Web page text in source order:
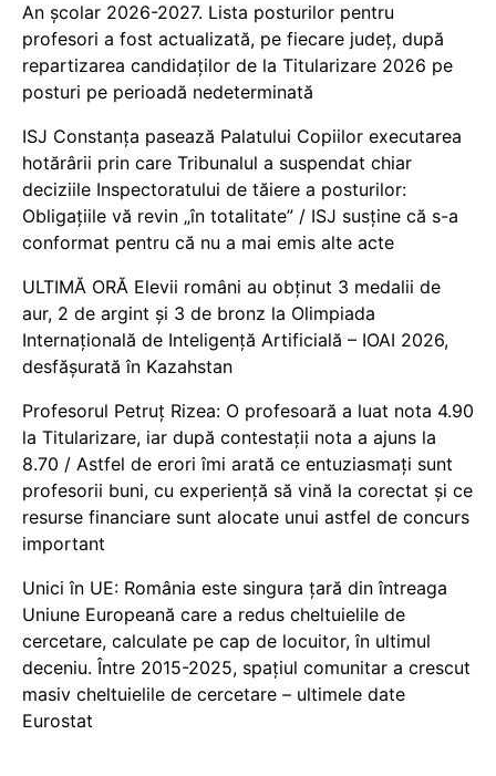
An școlar 2026-2027. Lista posturilor pentru
profesori a fost actualizată, pe fiecare județ, după
repartizarea candidaților de la Titularizare 2026 pe
posturi pe perioadă nedeterminată
ISJ Constanța pasează Palatului Copiilor executarea
hotărârii prin care Tribunalul a suspendat chiar
deciziile Inspectoratului de tăiere a posturilor:
Obligațiile vă revin „în totalitate” / ISJ susține că s-a
conformat pentru că nu a mai emis alte acte
ULTIMĂ ORĂ Elevii români au obținut 3 medalii de
aur, 2 de argint și 3 de bronz la Olimpiada
Internațională de Inteligență Artificială – IOAI 2026,
desfășurată în Kazahstan
Profesorul Petruț Rizea: O profesoară a luat nota 4.90
la Titularizare, iar după contestații nota a ajuns la
8.70 / Astfel de erori îmi arată ce entuziasmați sunt
profesorii buni, cu experiență să vină la corectat și ce
resurse financiare sunt alocate unui astfel de concurs
important
Unici în UE: România este singura țară din întreaga
Uniune Europeană care a redus cheltuielile de
cercetare, calculate pe cap de locuitor, în ultimul
deceniu. Între 2015-2025, spațiul comunitar a crescut
masiv cheltuielile de cercetare – ultimele date
Eurostat